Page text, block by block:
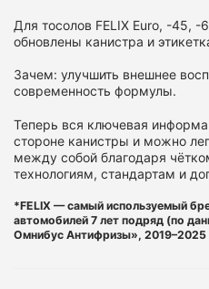
Для тосолов FELIX Euro, -45, -
обновлены канистра и
Зачем: улучшить внешнее
современность формулы.
Теперь вся ключевая
стороне канистры и можно
между собой благодаря
технологиям, стандартам и
*FELIX — самый используемый
автомобилей 7 лет подряд (по
Омнибус Антифризы», 2019–2025